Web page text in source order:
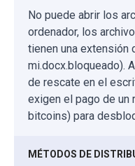
No puede abrir los
ordenador, los
tienen una extensión
mi.docx.bloqueado).
de rescate en el
exigen el pago de un
bitcoins) para
MÉTODOS DE